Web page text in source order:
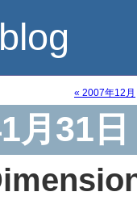
« 2007年12月
月31日